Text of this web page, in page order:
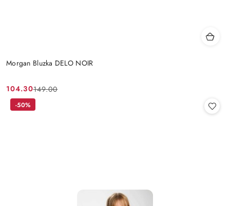
Morgan Bluzka DELO NOIR
Cena
promocyjna:
104.30
Cena
przed
149.00
-50%